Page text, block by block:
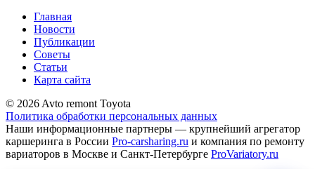
Главная
Новости
Публикации
Советы
Статьи
Карта сайта
© 2026 Avto remont Toyota
Политика обработки персональных данных
Наши информационные партнеры — крупнейший агрегатор
каршеринга в России Pro-carsharing.ru и компания по ремонту
вариаторов в Москве и Санкт-Петербурге ProVariatory.ru